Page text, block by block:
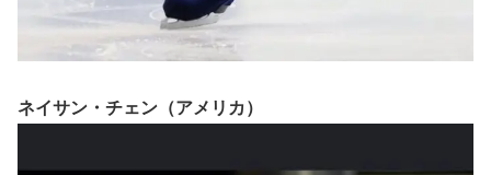
ネイサン・チェン（アメリカ）